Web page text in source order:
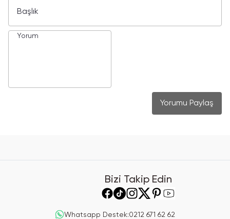
Yorumu Paylaş
Bizi Takip Edin
Whatsapp Destek:0212 671 62 62